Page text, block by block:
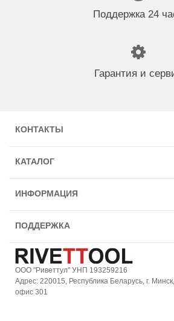
Поддержка 24
Гарантия и
КОНТАКТЫ
КАТАЛОГ
ИНФОРМАЦИЯ
ПОДДЕРЖКА
ООО "Риветтул" УНП 193259216
Адрес: 220015, Республика Беларусь, г.
офис 301